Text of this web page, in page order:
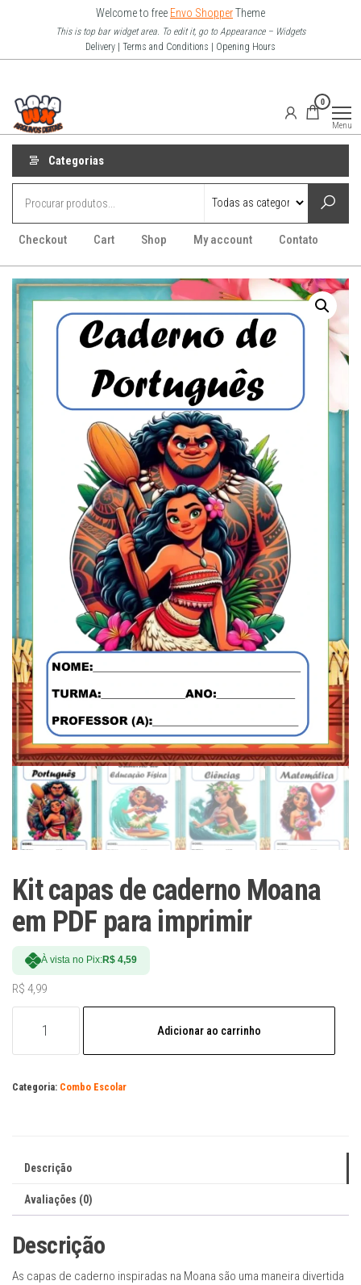
o
Welcome to free Envo ShopperTheme
This is top bar widget area. To edit it, go to Appearance – Widgets
Delivery | Terms and Conditions | Opening Hours
Arquivo
Digitais
0
Menu
Categorias
Checkout Cart Shop My account Contato
Kit capas de caderno Moana
em PDF para imprimir
À vista no Pix:R$ 4,59
R$ 4,99
de
Moana
imprimir
Adicionar ao carrinho
Categoria: Combo Escolar
Descrição
Avaliações (0)
Descrição
As capas de caderno inspiradas na Moana são uma maneira divertida